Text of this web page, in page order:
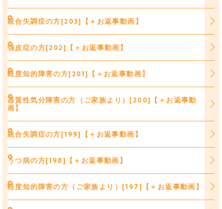
統合失調症の方[203]【＋お返事動画】
強皮症の方[202]【＋お返事動画】
軽度知的障害の方[201]【＋お返事動画】
器質性気分障害の方（ご家族より）[200]【＋お返事動
画】
統合失調症の方[199]【＋お返事動画】
うつ病の方[198]【＋お返事動画】
軽度知的障害の方（ご家族より）[197]【＋お返事動画】